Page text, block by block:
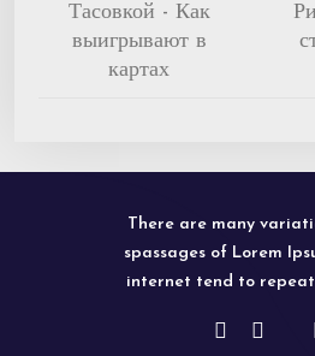
Тасовкой - Как
выигрывают в
картах
There are many
spassages of Lorem
internet tend to